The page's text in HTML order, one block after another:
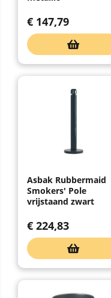
€ 147,79
Asbak Rubbermaid
Smokers' Pole
vrijstaand zwart
€ 224,83